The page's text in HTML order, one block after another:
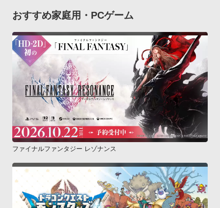
おすすめ家庭用・PCゲーム
ファイナルファンタジー レゾナンス